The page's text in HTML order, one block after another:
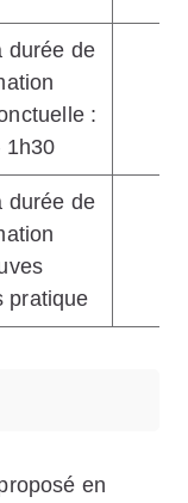
durée de
:
1h30
durée de
pratique
en